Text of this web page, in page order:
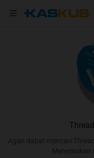
Agan dapat mencari
Menemukan